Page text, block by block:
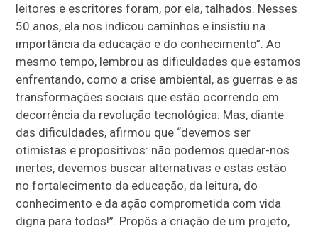
leitores e escritores foram, por ela, talhados. Nesses
50 anos, ela nos indicou caminhos e insistiu na
importância da educação e do conhecimento”. Ao
mesmo tempo, lembrou as dificuldades que estamos
enfrentando, como a crise ambiental, as guerras e as
transformações sociais que estão ocorrendo em
decorrência da revolução tecnológica. Mas, diante
das dificuldades, afirmou que “devemos ser
otimistas e propositivos: não podemos quedar-nos
inertes, devemos buscar alternativas e estas estão
no fortalecimento da educação, da leitura, do
conhecimento e da ação comprometida com vida
digna para todos!”. Propôs a criação de um projeto,